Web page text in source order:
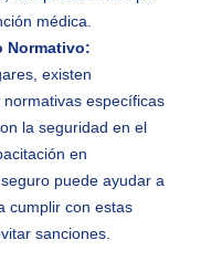
médica.
Normativo:
existen
normativas específicas
la seguridad en el
en
puede ayudar a
cumplir con estas
sanciones.